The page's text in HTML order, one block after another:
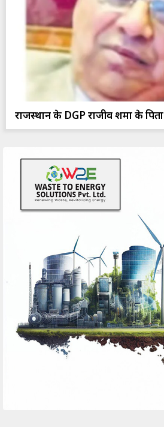
राजस्थान के DGP राजीव शर्मा के